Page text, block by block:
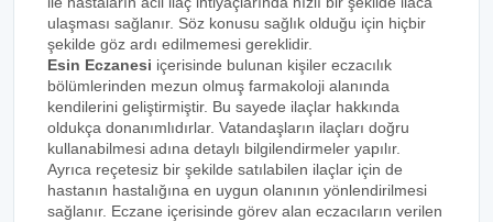
ulaşması sağlanır. Söz konusu sağlık olduğu için hiçbir
şekilde göz ardı edilmemesi gereklidir.
Esin Eczanesi içerisinde bulunan kişiler eczacılık
bölümlerinden mezun olmuş farmakoloji alanında
kendilerini geliştirmiştir. Bu sayede ilaçlar hakkında
oldukça donanımlıdırlar. Vatandaşların ilaçları doğru
kullanabilmesi adına detaylı bilgilendirmeler yapılır.
Ayrıca reçetesiz bir şekilde satılabilen ilaçlar için de
hastanın hastalığına en uygun olanının yönlendirilmesi
sağlanır. Eczane içerisinde görev alan eczacıların verilen